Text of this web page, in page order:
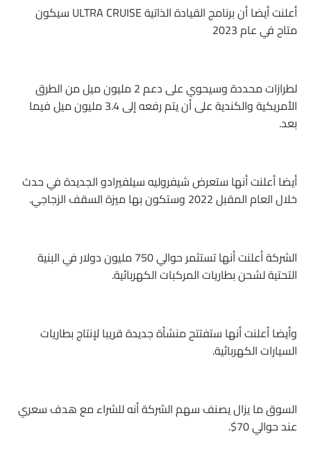
أعلنت أيضا أن برنامج القيادة الذاتية ULTRA CRUISE سيكون
متاح في عام 2023
لطرازات محددة وسيحوي على دعم 2 مليون ميل من الطرق
الأمريكية والكندية على أن يتم رفعه إلى 3.4 مليون ميل فيما
بعد.
أيضا أعلنت أنها ستعرض شيفروليه سيلفيرادو الجديدة في حدث
خلال العام المقبل 2022 وستكون بها ميزة السقف الزجاجي.
الشركة أعلنت أنها تستثمر حوالي 750 مليون دولار في البنية
التحتية لشحن بطاريات المركبات الكهربائية.
وأيضا أعلنت أنها ستفتتح منشأة جديدة قريبا لإنتاج بطاريات
السيارات الكهربائية.
السوق ما يزال يصنف سهم الشركة أنه للشراء مع هدف سعري
عند حوالي 70$.